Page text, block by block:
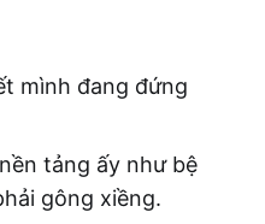
mình đang đứng
tảng ấy như bệ
gông xiềng.